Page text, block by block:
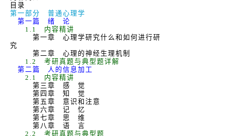
目录
第一部分 普通心理学
第一篇 绪 论
1.1
内容精讲
第一章 心理学研究什么和如何进行研
究
第二章 心理的神经生理机制
1.2
考研真题与典型题详解
第二篇 人的信息加工
2.1
内容精讲
第三章 感 觉
第四章 知 觉
第五章 意识和注意
第六章 记 忆
第七章 思 维
第八章 语 言
2.2
考研真题与典型题